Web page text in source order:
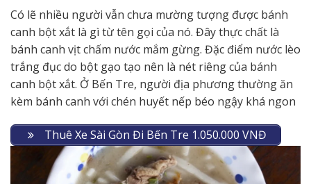
Có lẽ nhiều người vẫn chưa mường tượng được bánh
canh bột xắt là gì từ tên gọi của nó. Đây thực chất là
bánh canh vịt chấm nước mắm gừng. Đặc điểm nước lèo
trắng đục do bột gạo tạo nên là nét riêng của bánh
canh bột xắt. Ở Bến Tre, người địa phương thường ăn
kèm bánh canh với chén huyết nếp béo ngậy khá ngon
Thuê Xe Sài Gòn Đi Bến Tre 1.050.000 VNĐ